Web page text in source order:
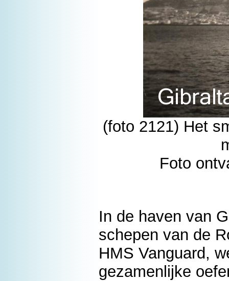
(foto 2121) Het
Foto
In de haven van
schepen van de
HMS Vanguard,
gezamenlijke